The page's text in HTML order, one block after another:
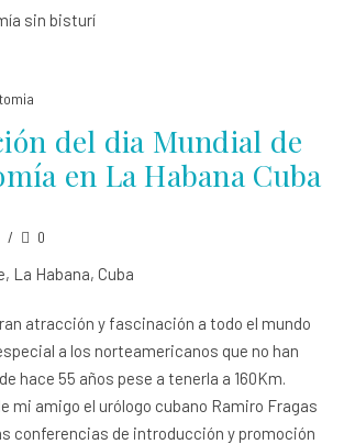
del dia Mundial de
en La Habana Cuba
0
La Habana, Cuba
atracción y fascinación a todo el mundo
a los norteamericanos que no han
hace 55 años pese a tenerla a 160Km.
mi amigo el urólogo cubano Ramiro Fragas
conferencias de introducción y promoción